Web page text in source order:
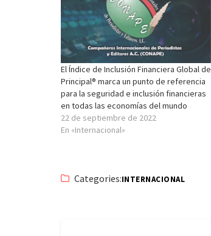
El Índice de Inclusión Financiera Global de
Principal® marca un punto de referencia
para la seguridad e inclusión financieras
en todas las economías del mundo
22 de septiembre de 2022
En «Internacional»
Categories:INTERNACIONAL